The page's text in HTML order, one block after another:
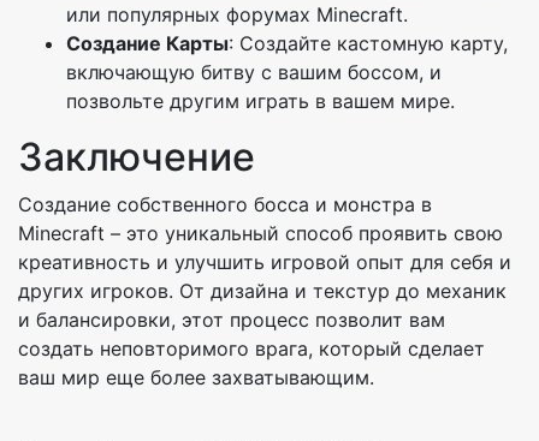
или популярных форумах Minecraft.
Создание Карты: Создайте кастомную карту,
включающую битву с вашим боссом, и
позвольте другим играть в вашем мире.
Заключение
Создание собственного босса и монстра в
Minecraft – это уникальный способ проявить свою
креативность и улучшить игровой опыт для себя и
других игроков. От дизайна и текстур до механик
и балансировки, этот процесс позволит вам
создать неповторимого врага, который сделает
ваш мир еще более захватывающим.